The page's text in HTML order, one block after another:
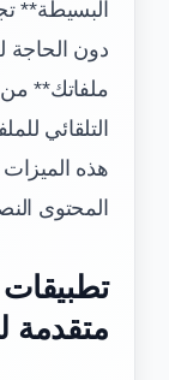
البسيطة**
دون الحاجة
ملفاتك**
التلقائي
هذه الميزات
المحتوى
متقدمة